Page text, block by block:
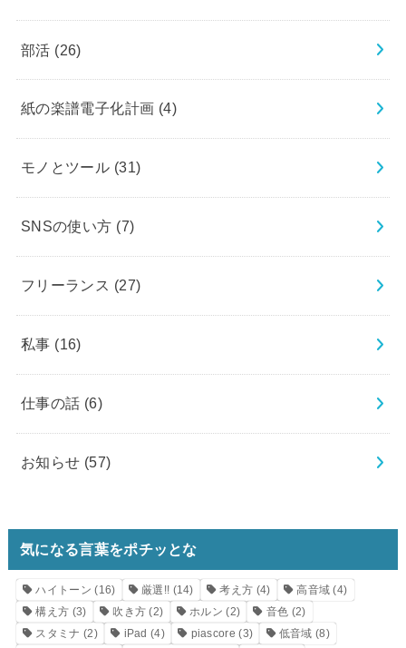
部活 (26)
紙の楽譜電子化計画 (4)
モノとツール (31)
SNSの使い方 (7)
フリーランス (27)
私事 (16)
仕事の話 (6)
お知らせ (57)
気になる言葉をポチッとな
ハイトーン (16) 厳選!! (14) 考え方 (4) 高音域 (4)
構え方 (3) 吹き方 (2) ホルン (2) 音色 (2)
スタミナ (2) iPad (4) piascore (3) 低音域 (8)